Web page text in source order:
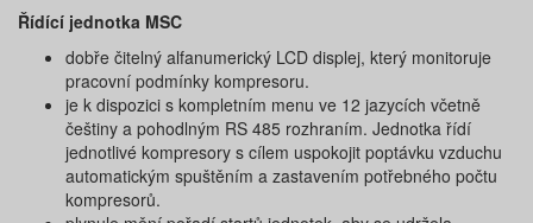
Řídící jednotka MSC
dobře čitelný alfanumerický LCD displej, který monitoruje
pracovní podmínky kompresoru.
je k dispozici s kompletním menu ve 12 jazycích včetně
češtiny a pohodlným RS 485 rozhraním. Jednotka řídí
jednotlivé kompresory s cílem uspokojit poptávku vzduchu
automatickým spuštěním a zastavením potřebného počtu
kompresorů.